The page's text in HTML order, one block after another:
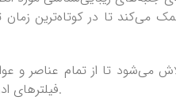
تا در کوتاه‌ترین زمان
تا از تمام عناصر و
فیلترهای ادراکی مخاطب استفاده شود.